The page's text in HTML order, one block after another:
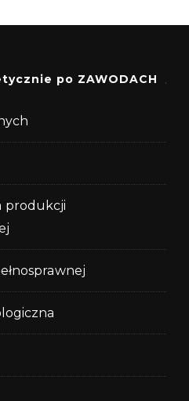
po ZAWODACH
produkcji